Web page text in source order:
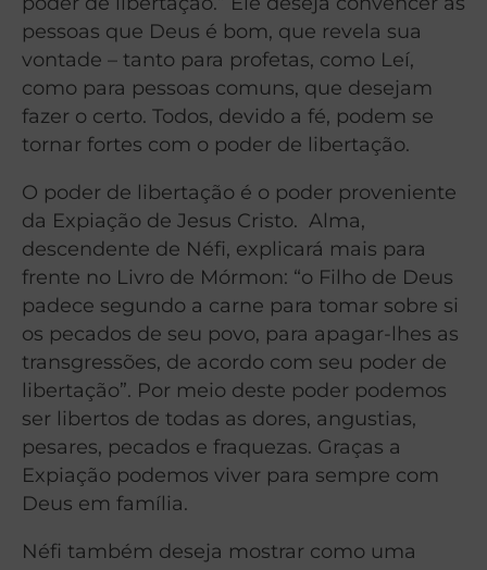
pessoas que Deus é bom, que revela sua
vontade – tanto para profetas, como Leí,
como para pessoas comuns, que desejam
fazer o certo. Todos, devido a fé, podem se
tornar fortes com o poder de libertação.
O poder de libertação é o poder proveniente
da Expiação de Jesus Cristo. Alma,
descendente de Néfi, explicará mais para
frente no Livro de Mórmon: “o Filho de Deus
padece segundo a carne para tomar sobre si
os pecados de seu povo, para apagar-lhes as
transgressões, de acordo com seu poder de
libertação”. Por meio deste poder podemos
ser libertos de todas as dores, angustias,
pesares, pecados e fraquezas. Graças a
Expiação podemos viver para sempre com
Deus em família.
Néfi também deseja mostrar como uma